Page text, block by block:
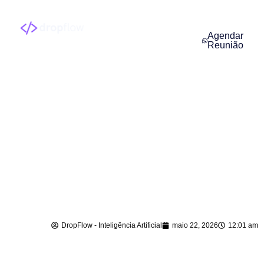
Agendar
Reunião
DropFlow - Inteligência Artificial maio 22, 2026 12:01 am